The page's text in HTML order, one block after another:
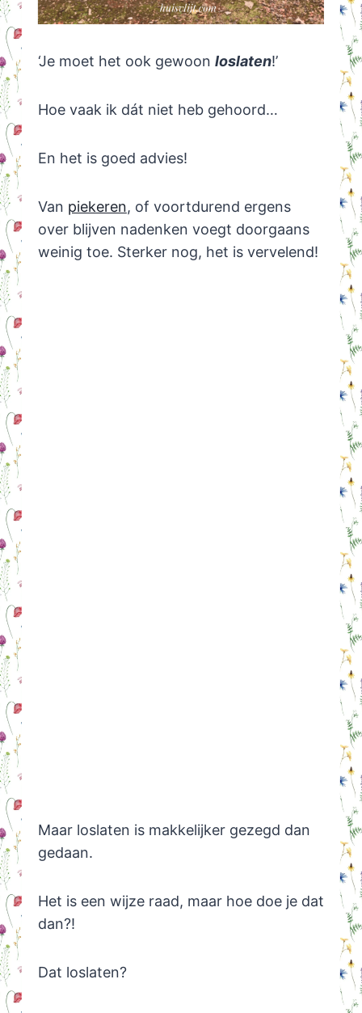
‘Je moet het ook gewoon loslaten!’
Hoe vaak ik dát niet heb gehoord…
En het is goed advies!
Van piekeren, of voortdurend ergens
over blijven nadenken voegt doorgaans
weinig toe. Sterker nog, het is vervelend!
Maar loslaten is makkelijker gezegd dan
gedaan.
Het is een wijze raad, maar hoe doe je dat
dan?!
Dat loslaten?